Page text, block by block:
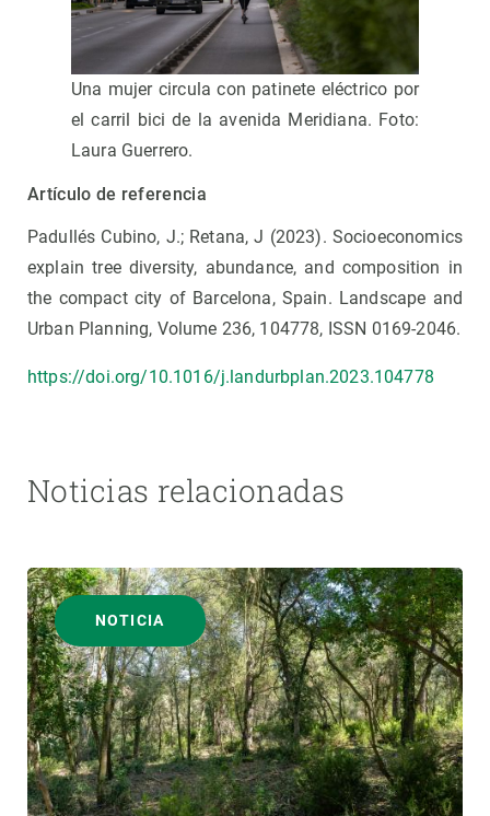
Una mujer circula con patinete eléctrico por
el carril bici de la avenida Meridiana. Foto:
Laura Guerrero.
Artículo de referencia
Padullés Cubino, J.; Retana, J (2023). Socioeconomics
explain tree diversity, abundance, and composition in
the compact city of Barcelona, Spain. Landscape and
Urban Planning, Volume 236, 104778, ISSN 0169-2046.
https://doi.org/10.1016/j.landurbplan.2023.104778
Noticias relacionadas
NOTICIA